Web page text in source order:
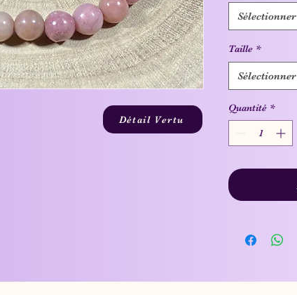
Sélectionner
Taille *
Sélectionner
Quantité *
Détail Vertu